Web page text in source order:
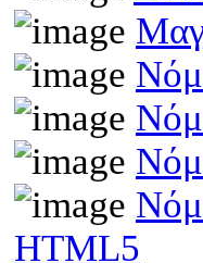
HTML5